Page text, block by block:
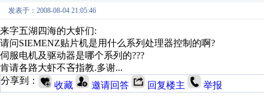
发表于：2008-08-04 21:05:46
来字五湖四海的大虾们:
请问SIEMENZ贴片机是用什么系列处理器控制的啊?
伺服电机及驱动器是哪个系列的???
肯请各路大虾不吝指教.多谢...
分享到：
收藏 邀请回答 回复楼主 举报